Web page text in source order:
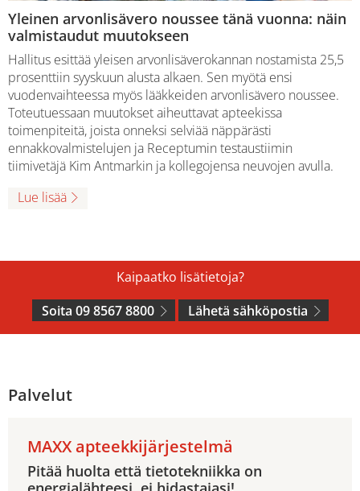
Yleinen arvonlisävero noussee tänä vuonna: näin
valmistaudut muutokseen
Hallitus esittää yleisen arvonlisäverokannan nostamista 25,5
prosenttiin syyskuun alusta alkaen. Sen myötä ensi
vuodenvaihteessa myös lääkkeiden arvonlisävero noussee.
Toteutuessaan muutokset aiheuttavat apteekissa
toimenpiteitä, joista onneksi selviää näppärästi
ennakkovalmistelujen ja Receptumin testaustiimin
tiimivetäjä Kim Antmarkin ja kollegojensa neuvojen avulla.
Lue lisää
Kaipaatko lisätietoja?
Soita 09 8567 8800
Lähetä sähköpostia
Palvelut
MAXX apteekkijärjestelmä
Pitää huolta että tietotekniikka on